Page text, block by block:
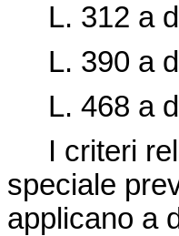
L. 312 a
L. 390 a
L. 468 a
I criteri
speciale
applicano a